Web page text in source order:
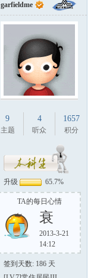
garfieldme
9
主题
4
听众
1657
积分
升级 65.7%
TA的每日心情
衰
2013-3-21
14:12
签到天数: 186 天